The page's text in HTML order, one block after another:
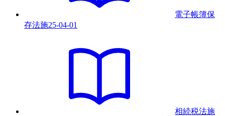
電子帳簿保
存法施25-04-01
相続税法施